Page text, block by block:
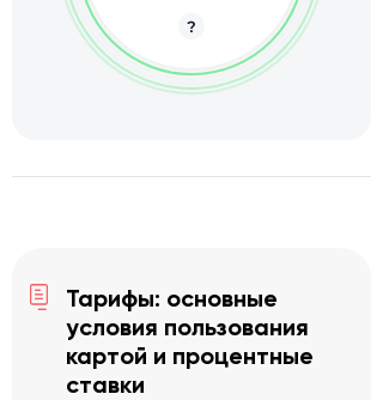
Тарифы: основные
условия пользования
картой и процентные
ставки